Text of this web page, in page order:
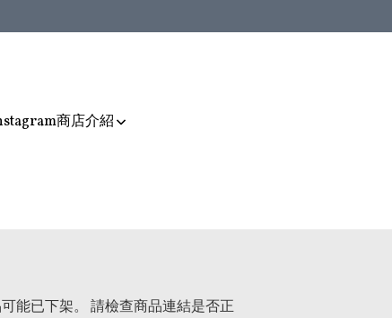
商店介紹
能已下架。 請檢查商品連結是否正